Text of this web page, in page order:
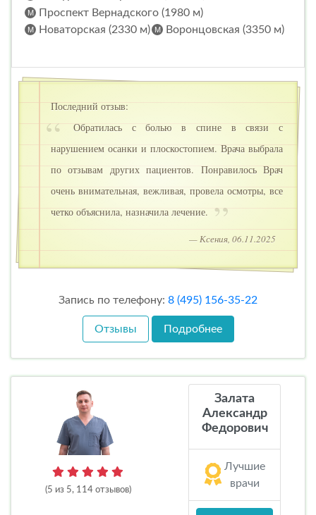
Проспект Вернадского (1980 м)
Новаторская (2330 м)
Воронцовская (3350 м)
Последний отзыв:
Обратилась с болью в спине в связи с
нарушением осанки и плоскостопием. Врача выбрала
по отзывам других пациентов. Понравилось Врач
очень внимательная, вежливая, провела осмотры, все
четко объяснила, назначила лечение.
— Ксения, 06.11.2025
Запись по телефону: 8 (495) 156-35-22
Отзывы Подробнее
(5 из 5, 114 отзывов)
Залата
Александр
Федорович
Лучшие
врачи